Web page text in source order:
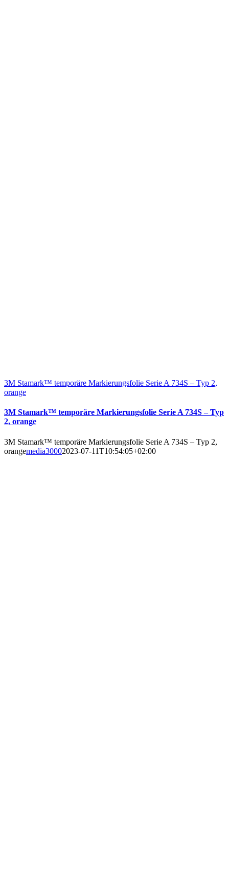
3M Stamark™ temporäre Markierungsfolie Serie A 734S – Typ 2,
orange
3M Stamark™ temporäre Markierungsfolie Serie A 734S – Typ
2, orange
3M Stamark™ temporäre Markierungsfolie Serie A 734S – Typ 2,
orangemedia30002023-07-11T10:54:05+02:00